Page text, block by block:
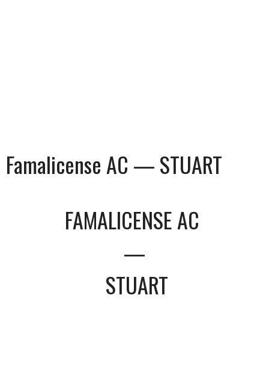
Famalicense AC — STUART
FAMALICENSE AC
—
STUART